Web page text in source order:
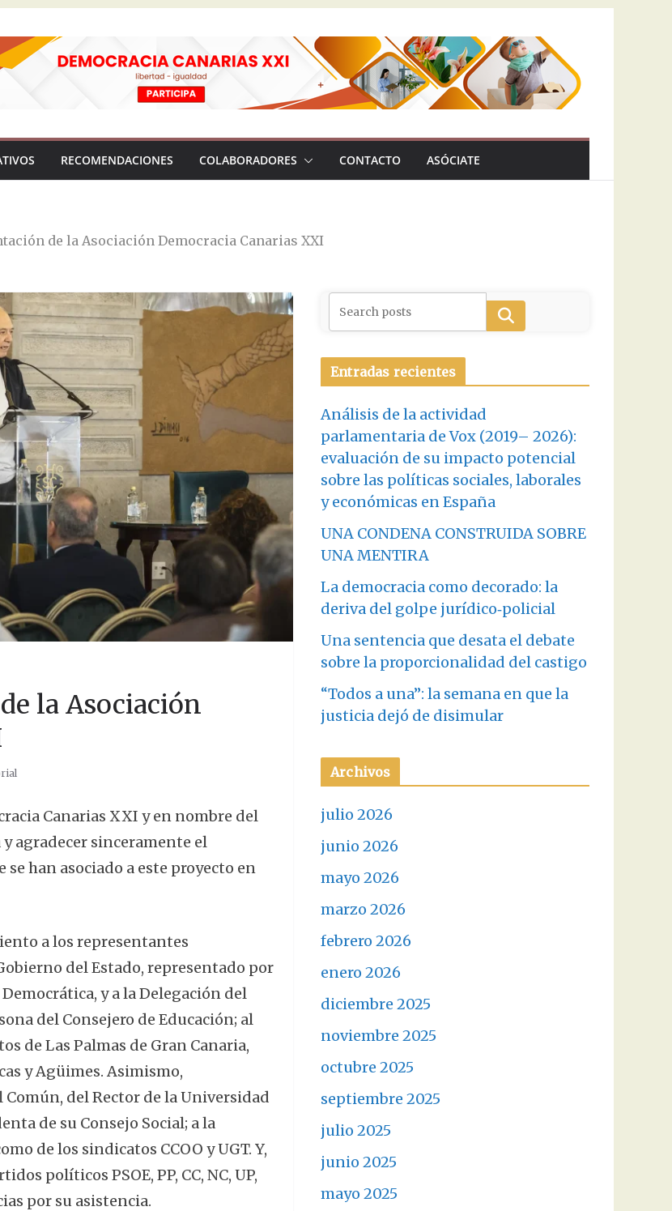
RECOMENDACIONES COLABORADORES CONTACTO ASÓCIATE
de la Asociación Democracia Canarias XXI
la Asociación
Canarias XXI y en nombre del
agradecer sinceramente el
han asociado a este proyecto en
a los representantes
del Estado, representado por
y a la Delegación del
del Consejero de Educación; al
de Las Palmas de Gran Canaria,
y Agüimes. Asimismo,
del Rector de la Universidad
de su Consejo Social; a la
de los sindicatos CCOO y UGT. Y,
políticos PSOE, PP, CC, NC, UP,
por su asistencia.
Buscar
Entradas recientes
Análisis de la actividad
parlamentaria de Vox (2019– 2026):
evaluación de su impacto potencial
sobre las políticas sociales, laborales
y económicas en España
UNA CONDENA CONSTRUIDA SOBRE
UNA MENTIRA
La democracia como decorado: la
deriva del golpe jurídico‑policial
Una sentencia que desata el debate
sobre la proporcionalidad del castigo
“Todos a una”: la semana en que la
justicia dejó de disimular
Archivos
julio 2026
junio 2026
mayo 2026
marzo 2026
febrero 2026
enero 2026
diciembre 2025
noviembre 2025
octubre 2025
septiembre 2025
julio 2025
junio 2025
mayo 2025